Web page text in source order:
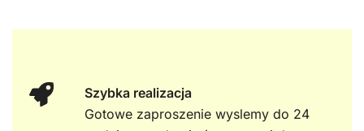
Szybka realizacja
Gotowe zaproszenie wyslemy do 24